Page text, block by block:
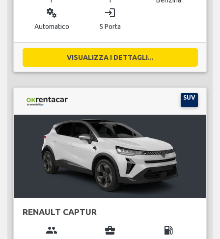
miscellaneous_services
Automatico
login
5 Porta
VISUALIZZA I DETTAGLI...
SUV
RENAULT CAPTUR
group business_center local_gas_station